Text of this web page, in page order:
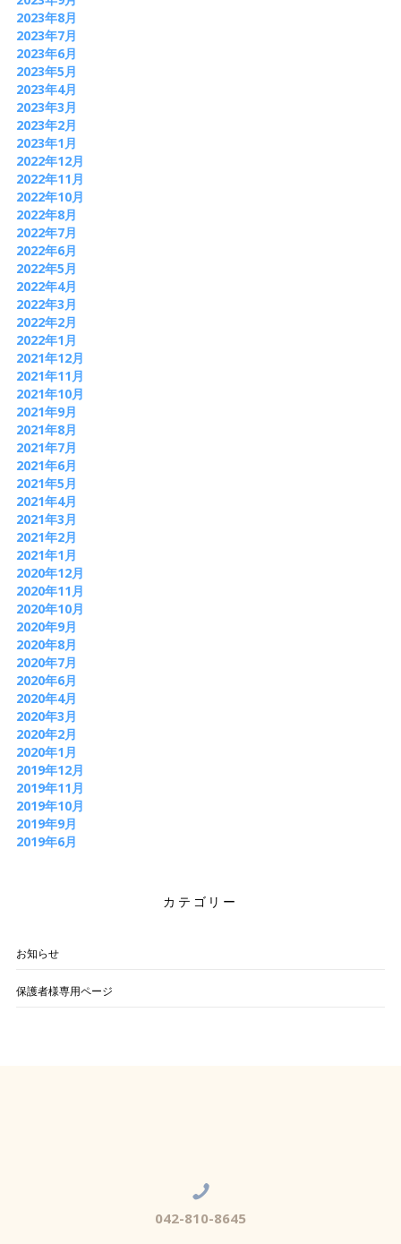
2023年8月
2023年7月
2023年6月
2023年5月
2023年4月
2023年3月
2023年2月
2023年1月
2022年12月
2022年11月
2022年10月
2022年8月
2022年7月
2022年6月
2022年5月
2022年4月
2022年3月
2022年2月
2022年1月
2021年12月
2021年11月
2021年10月
2021年9月
2021年8月
2021年7月
2021年6月
2021年5月
2021年4月
2021年3月
2021年2月
2021年1月
2020年12月
2020年11月
2020年10月
2020年9月
2020年8月
2020年7月
2020年6月
2020年4月
2020年3月
2020年2月
2020年1月
2019年12月
2019年11月
2019年10月
2019年9月
2019年6月
カテゴリー
お知らせ
保護者様専用ページ
042-810-8645